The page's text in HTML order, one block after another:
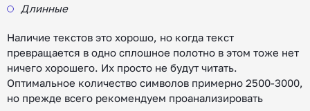
Длинные
Наличие текстов это хорошо, но когда текст
превращается в одно сплошное полотно в этом тоже нет
ничего хорошего. Их просто не будут читать.
Оптимальное количество символов примерно 2500-3000,
но прежде всего рекомендуем проанализировать